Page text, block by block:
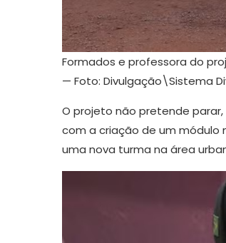
Formados e professora do
— Foto: Divulgação\Sistema
O projeto não pretende
com a criação de um módulo
uma nova turma na área